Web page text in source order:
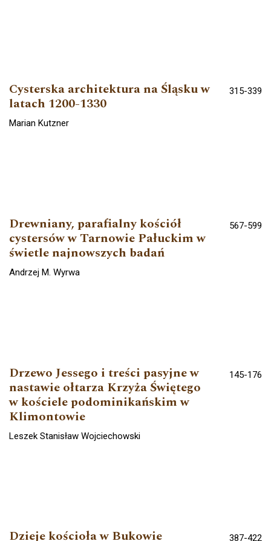
Cysterska architektura na Śląsku w
latach 1200-1330
315-339
Marian Kutzner
Drewniany, parafialny kościół
cystersów w Tarnowie Pałuckim w
świetle najnowszych badań
567-599
Andrzej M. Wyrwa
Drzewo Jessego i treści pasyjne w
nastawie ołtarza Krzyża Świętego
w kościele podominikańskim w
Klimontowie
145-176
Leszek Stanisław Wojciechowski
Dzieje kościoła w Bukowie
387-422